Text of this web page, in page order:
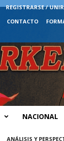
REGISTRARSE /
CONTACTO
NACIONAL
ANÁLISIS Y